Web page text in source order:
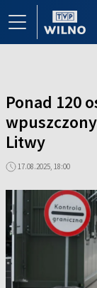
Ponad 120
Litwy
17.08.2025, 18:00